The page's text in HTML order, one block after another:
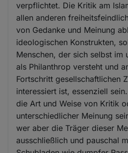
verpflichtet. Die Kritik am
allen anderen
von Gedanke und Meinung
ideologischen Konstrukten,
Menschen, der sich selbst im
als Philanthrop versteht und
Fortschritt gesellschaftlichen
interessiert ist, essenziell
die Art und Weise von Kritik
unterschiedlicher Meinung
wer aber die Träger dieser
ausschließlich und pauschal